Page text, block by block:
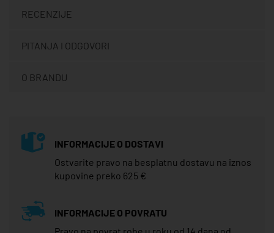
RECENZIJE
PITANJA I ODGOVORI
O BRANDU
INFORMACIJE O DOSTAVI
Ostvarite pravo na besplatnu dostavu na iznos
kupovine preko 625 €
INFORMACIJE O POVRATU
Pravo na povrat robe u roku od 14 dana od